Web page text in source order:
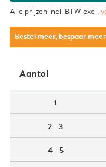
Alle prijzen incl. BTW excl.
Bestel meer, bespaar meer
Aantal
1
2 - 3
4 - 5